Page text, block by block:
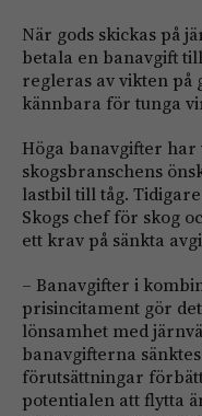
När gods skickas på
betala en banavgift
regleras av vikten på
kännbara för tunga
Höga banavgifter
skogsbranschens
lastbil till tåg.
Skogs chef för skog
ett krav på sänkta
– Banavgifter i
prisincitament gör
lönsamhet med
banavgifterna
förutsättningar
potentialen att flytta